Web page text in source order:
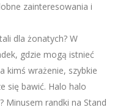
zainteresowania i
dla żonatych? W
gdzie mogą istnieć
kimś wrażenie, szybkie
się bawić. Halo halo
Minusem randki na Stand